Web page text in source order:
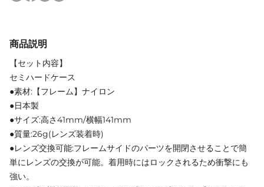
商品説明
【セット内容】
セミハードケース
●素材:【フレーム】ナイロン
●日本製
●サイズ:高さ41mm/横幅141mm
●質量:26g(レンズ装着時)
●レンズ交換可能:フレームサイドのパーツを開閉させることで簡
単にレンズの交換が可能。着用時にはロックされるため衝撃にも
強い。